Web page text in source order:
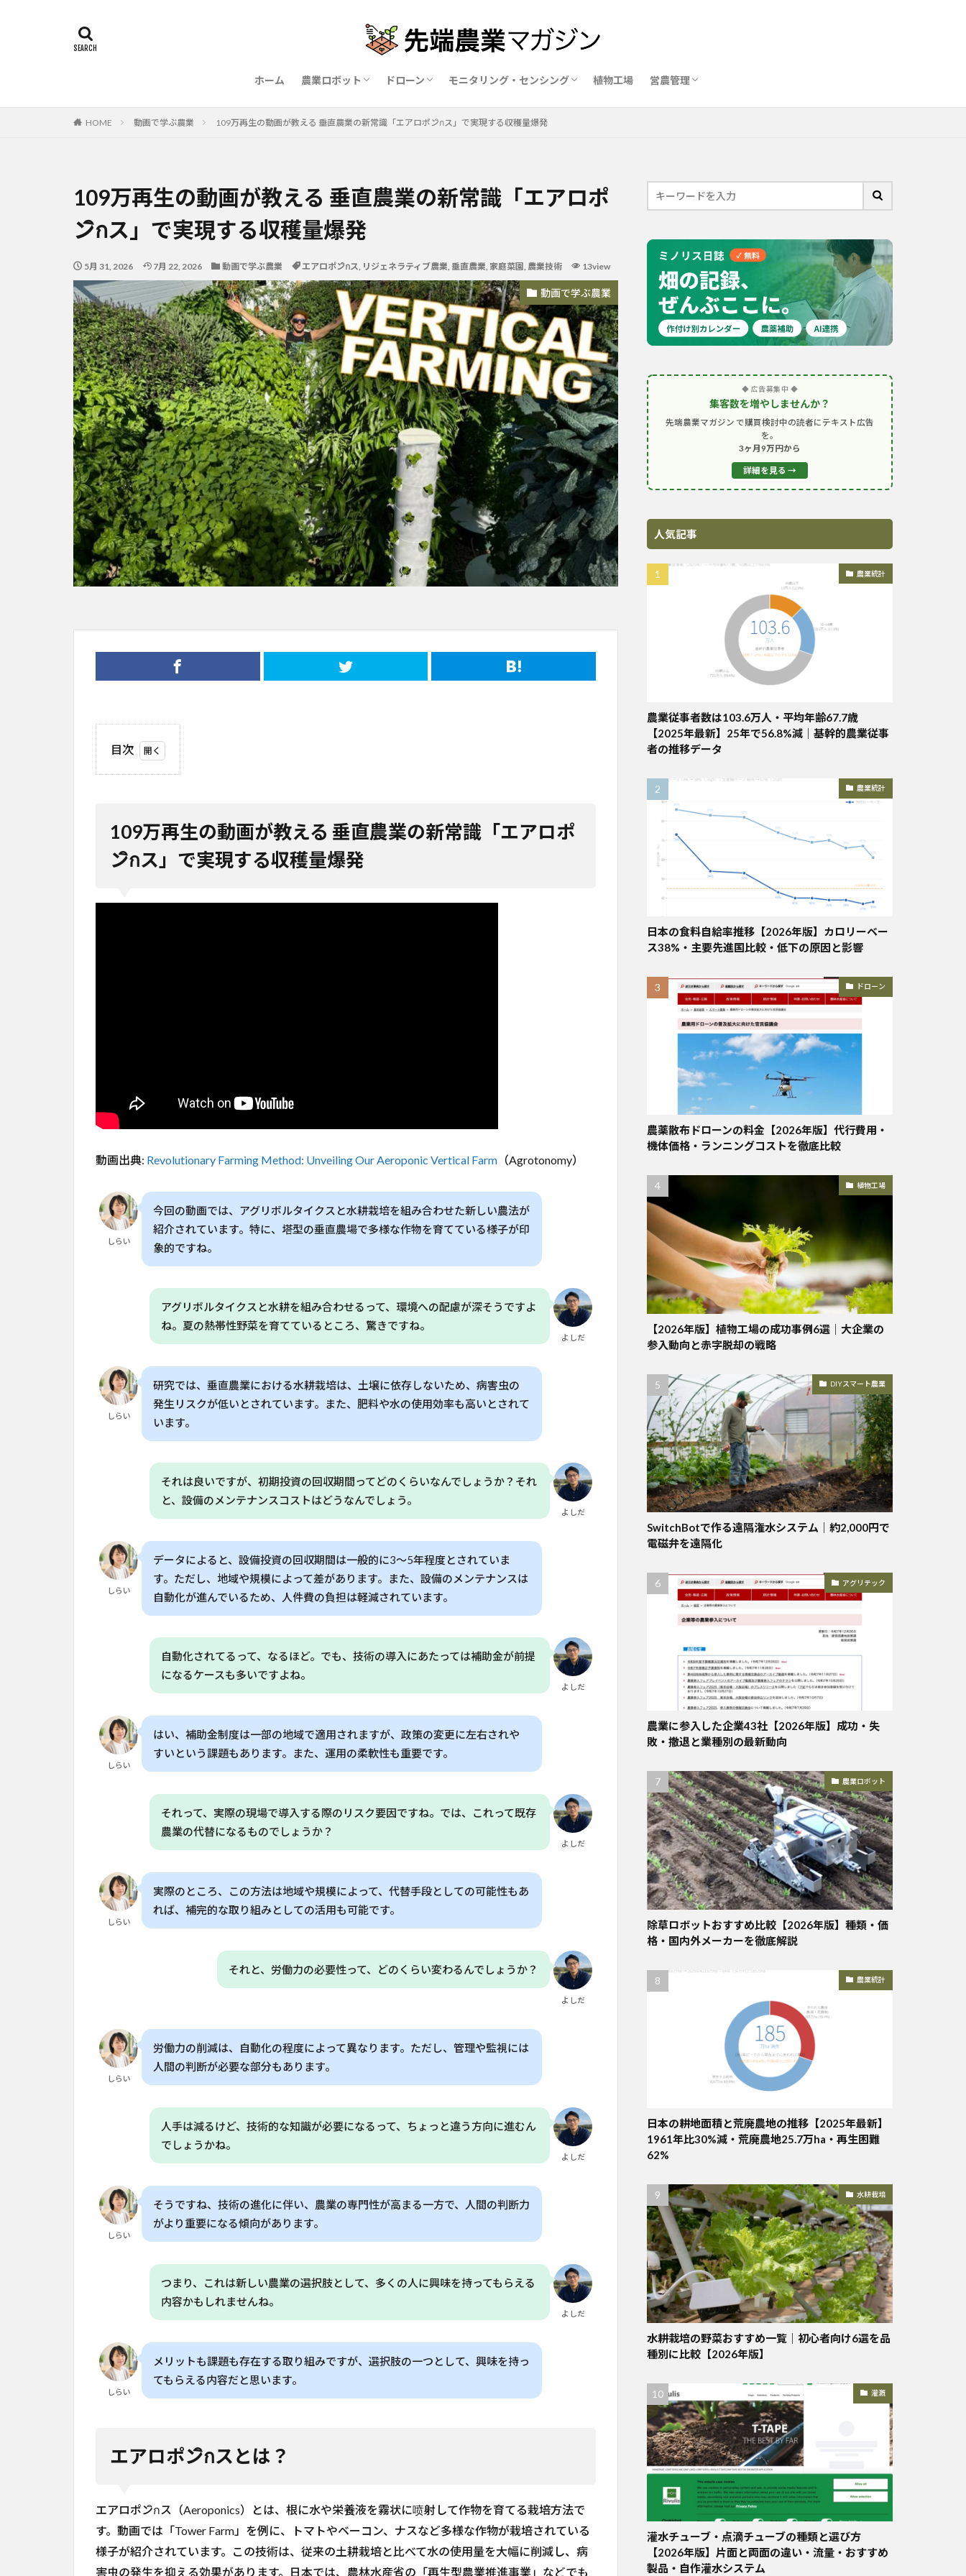
ホーム 農業ロボット
農業ロボットメーカー比較15社
ドローン
ドローン農薬散布の代行業者比較
ハウス用遮光剤・遮熱剤の比較
モニタリング・センシング
農業用環境制御システム比較
植物工場 営農管理
圃場管理アプリおすすめ10選
農業用トイレ比較
バイオスティミュラント完全ガイド
HOME 動画で学ぶ農業 109万再生の動画が教える 垂直農業の新常識「エアロポンิกス」で実現する収穫量爆発
109万再生の動画が教える 垂直農業の新常識「エアロポ
ンิกス」で実現する収穫量爆発
5月 31, 2026 7月 22, 2026 動画で学ぶ農業 エアロポンิกス, リジェネラティブ農業, 垂直農業, 家庭菜園, 農業技術 13view
動画で学ぶ農業
目次
動画
える
エア
ロポ
スと
3
家庭
菜園
でも
力
4
収
が
実
現
さ
で始
めら
れる
「エ
ト
6
よく
ある質問
（FAQ）
スの
家庭
菜園
はど
れま
す
か？
6.2
でき
る作
物は
あり
6.3
Q. 家
エア
ロポ
ンイ
クス
を始
109万再生の動画が教える 垂直農業の新常識「エアロポ
ンิกス」で実現する収穫量爆発
動画出典: Revolutionary Farming Method: Unveiling Our Aeroponic Vertical Farm （Agrotonomy）
しらい
今回の動画では、アグリボルタイクスと水耕栽培を組み合わせた新しい農法が
紹介されています。特に、塔型の垂直農場で多様な作物を育てている様子が印
象的ですね。
よしだ
アグリボルタイクスと水耕を組み合わせるって、環境への配慮が深そうですよ
ね。夏の熱帯性野菜を育てているところ、驚きですね。
しらい
研究では、垂直農業における水耕栽培は、土壌に依存しないため、病害虫の
発生リスクが低いとされています。また、肥料や水の使用効率も高いとされて
います。
よしだ
それは良いですが、初期投資の回収期間ってどのくらいなんでしょうか？それ
と、設備のメンテナンスコストはどうなんでしょう。
しらい
データによると、設備投資の回収期間は一般的に3〜5年程度とされていま
す。ただし、地域や規模によって差があります。また、設備のメンテナンスは
自動化が進んでいるため、人件費の負担は軽減されています。
よしだ
自動化されてるって、なるほど。でも、技術の導入にあたっては補助金が前提
になるケースも多いですよね。
しらい
はい、補助金制度は一部の地域で適用されますが、政策の変更に左右されや
すいという課題もあります。また、運用の柔軟性も重要です。
よしだ
それって、実際の現場で導入する際のリスク要因ですね。では、これって既存
農業の代替になるものでしょうか？
しらい
実際のところ、この方法は地域や規模によって、代替手段としての可能性もあ
れば、補完的な取り組みとしての活用も可能です。
よしだ
それと、労働力の必要性って、どのくらい変わるんでしょうか？
しらい
労働力の削減は、自動化の程度によって異なります。ただし、管理や監視には
人間の判断が必要な部分もあります。
よしだ
人手は減るけど、技術的な知識が必要になるって、ちょっと違う方向に進むん
でしょうかね。
しらい
そうですね、技術の進化に伴い、農業の専門性が高まる一方で、人間の判断力
がより重要になる傾向があります。
よしだ
つまり、これは新しい農業の選択肢として、多くの人に興味を持ってもらえる
内容かもしれませんね。
しらい
メリットも課題も存在する取り組みですが、選択肢の一つとして、興味を持っ
てもらえる内容だと思います。
エアロポンิกスとは？
エアロポンิกス（Aeroponics）とは、根に水や栄養液を霧状に喷射して作物を育てる栽培方法で
す。動画では「Tower Farm」を例に、トマトやベーコン、ナスなど多様な作物が栽培されている
様子が紹介されています。この技術は、従来の土耕栽培と比べて水の使用量を大幅に削減し、病
害虫の発生を抑える効果があります。日本では、農林水産省の「再生型農業推進事業」などでも
◆ 広告募集中 ◆
集客数を増やしませんか？
先端農業マガジン で購買検討中の読者にテキスト広告
を。
3ヶ月9万円から
詳細を見る →
人気記事
農業統計
農業従事者数は103.6万人・平均年齢67.7歳
【2025年最新】25年で56.8%減｜基幹的農業従事
者の推移データ
農業統計
日本の食料自給率推移【2026年版】カロリーベー
ス38%・主要先進国比較・低下の原因と影響
ドローン
農薬散布ドローンの料金【2026年版】代行費用・
機体価格・ランニングコストを徹底比較
植物工場
【2026年版】植物工場の成功事例6選｜大企業の
参入動向と赤字脱却の戦略
DIYスマート農業
SwitchBotで作る遠隔潅水システム｜約2,000円で
電磁弁を遠隔化
アグリテック
農業に参入した企業43社【2026年版】成功・失
敗・撤退と業種別の最新動向
農業ロボット
除草ロボットおすすめ比較【2026年版】種類・価
格・国内外メーカーを徹底解説
農業統計
日本の耕地面積と荒廃農地の推移【2025年最新】
1961年比30%減・荒廃農地25.7万ha・再生困難
62%
水耕栽培
水耕栽培の野菜おすすめ一覧｜初心者向け6選を品
種別に比較【2026年版】
灌漑
灌水チューブ・点滴チューブの種類と選び方
【2026年版】片面と両面の違い・流量・おすすめ
製品・自作灌水システム